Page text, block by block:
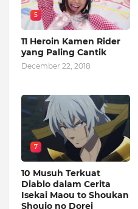
5
11 Heroin Kamen Rider
yang Paling Cantik
December 22, 2018
7
10 Musuh Terkuat
Diablo dalam Cerita
Isekai Maou to Shoukan
Shoujo no Dorei